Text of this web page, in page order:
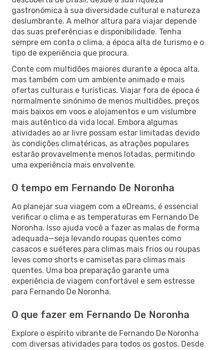
gastronómica à sua diversidade cultural e natureza
deslumbrante. A melhor altura para viajar depende
das suas preferências e disponibilidade. Tenha
sempre em conta o clima, a época alta de turismo e o
tipo de experiência que procura.
Conte com multidões maiores durante a época alta,
mas também com um ambiente animado e mais
ofertas culturais e turísticas. Viajar fora de época é
normalmente sinónimo de menos multidões, preços
mais baixos em voos e alojamentos e um vislumbre
mais autêntico da vida local. Embora algumas
atividades ao ar livre possam estar limitadas devido
às condições climatéricas, as atrações populares
estarão provavelmente menos lotadas, permitindo
uma experiência mais envolvente.
O tempo em Fernando De Noronha
Ao planejar sua viagem com a eDreams, é essencial
verificar o clima e as temperaturas em Fernando De
Noronha. Isso ajuda você a fazer as malas de forma
adequada—seja levando roupas quentes como
casacos e suéteres para climas mais frios ou roupas
leves como shorts e camisetas para climas mais
quentes. Uma boa preparação garante uma
experiência de viagem confortável e sem estresse
para Fernando De Noronha.
O que fazer em Fernando De Noronha
Explore o espírito vibrante de Fernando De Noronha
com diversas atividades para todos os gostos. Desde